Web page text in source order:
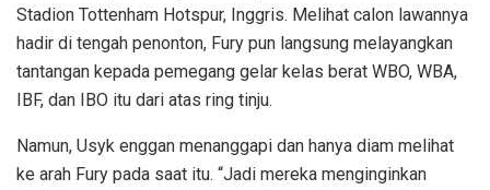
Stadion Tottenham Hotspur, Inggris. Melihat calon lawannya
hadir di tengah penonton, Fury pun langsung melayangkan
tantangan kepada pemegang gelar kelas berat WBO, WBA,
IBF, dan IBO itu dari atas ring tinju.
Namun, Usyk enggan menanggapi dan hanya diam melihat
ke arah Fury pada saat itu. “Jadi mereka menginginkan